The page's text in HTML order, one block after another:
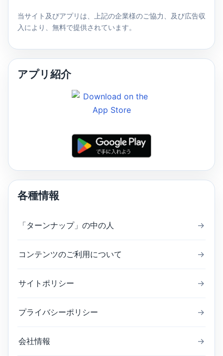
当サイト及びアプリは、上記の企業様のご協力、及び広告収
入により、無料で提供されています。
アプリ紹介
各種情報
「ターンナップ」の中の人 →
コンテンツのご利用について →
サイトポリシー →
プライバシーポリシー →
会社情報 →